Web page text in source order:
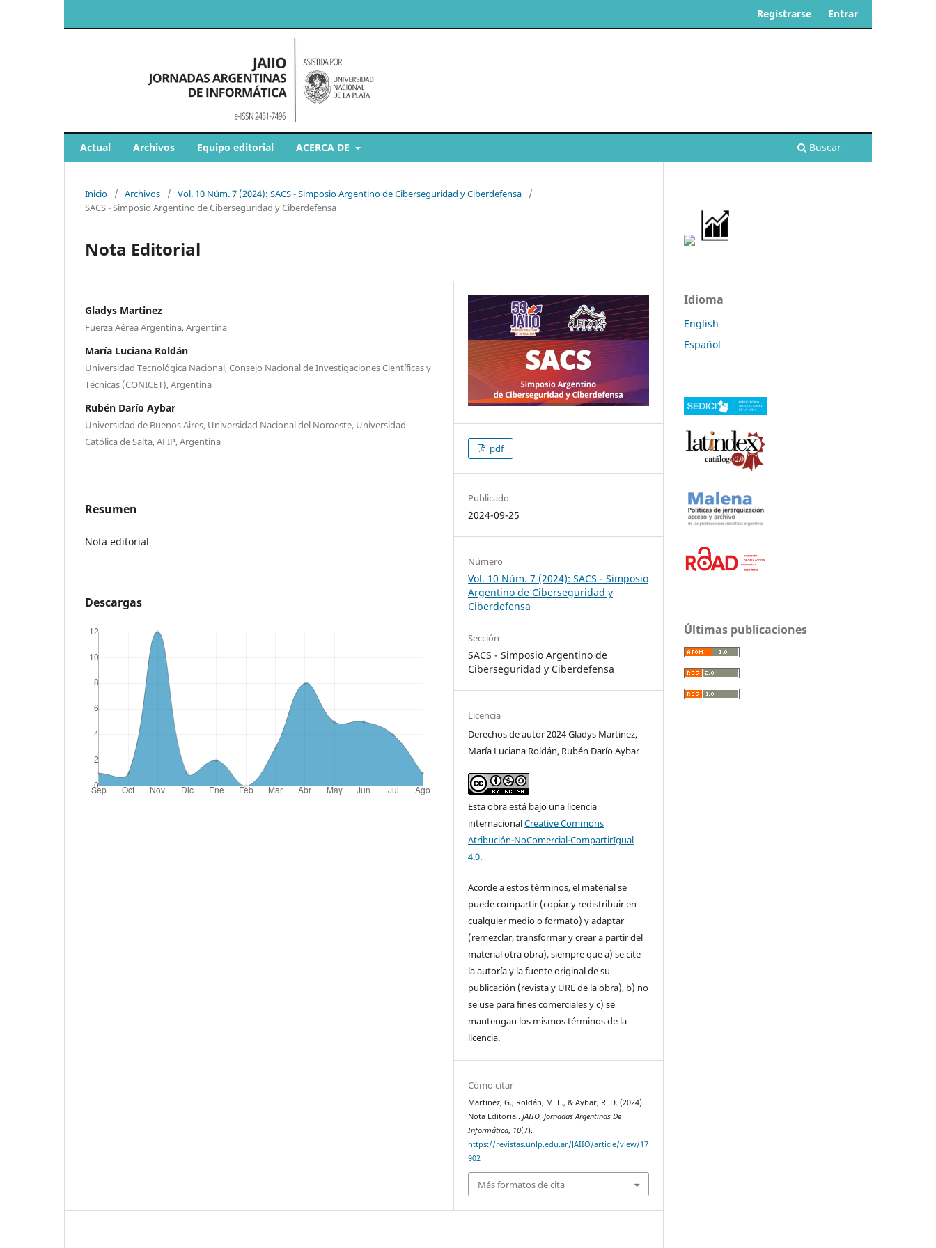
Actual Archivos Equipo editorial ACERCA DE Buscar
Registrarse Entrar
Inicio / Archivos / Vol. 10 Núm. 7 (2024): SACS - Simposio Argentino de Ciberseguridad y Ciberdefensa
/
SACS - Simposio Argentino de Ciberseguridad y Ciberdefensa
Nota Editorial
Gladys Martinez
Fuerza Aérea Argentina, Argentina
María Luciana Roldán
Universidad Tecnológica Nacional, Consejo Nacional de Investigaciones Científicas y
Técnicas (CONICET), Argentina
Rubén Darío Aybar
Universidad de Buenos Aires, Universidad Nacional del Noroeste, Universidad
Católica de Salta, AFIP, Argentina
Resumen
Nota editorial
Descargas
pdf
Publicado
2024-09-25
Número
Vol. 10 Núm. 7 (2024): SACS - Simposio
Argentino de Ciberseguridad y
Ciberdefensa
Sección
SACS - Simposio Argentino de
Ciberseguridad y Ciberdefensa
Licencia
Derechos de autor 2024 Gladys Martinez,
María Luciana Roldán, Rubén Darío Aybar
Esta obra está bajo una licencia
internacionalCreative Commons
Atribución-NoComercial-CompartirIgual
4.0.
Acorde a estos términos, el material se
puede compartir (copiar y redistribuir en
cualquier medio o formato) y adaptar
(remezclar, transformar y crear a partir del
material otra obra), siempre que a) se cite
la autoría y la fuente original de su
publicación (revista y URL de la obra), b) no
se use para fines comerciales y c) se
mantengan los mismos términos de la
licencia.
Cómo citar
Martinez, G., Roldán, M. L., & Aybar, R. D. (2024).
Nota Editorial.JAIIO, Jornadas Argentinas De
Informática, 10(7).
https://revistas.unlp.edu.ar/JAIIO/article/view/17
902
Más formatos de cita
Idioma
English
Español
Últimas publicaciones